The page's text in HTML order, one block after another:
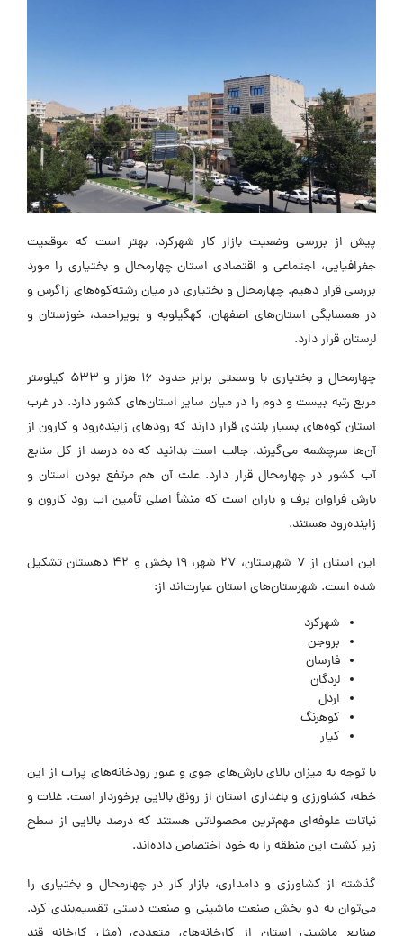
پیش از بررسی وضعیت بازار کار شهرکرد، بهتر است که موقعیت
جغرافیایی، اجتماعی و اقتصادی استان چهارمحال و بختیاری را مورد
بررسی قرار دهیم. چهارمحال و بختیاری در میان رشته‌کوه‌های زاگرس و
در همسایگی استان‌های اصفهان، کهگیلویه و بویراحمد، خوزستان و
لرستان قرار دارد.
چهارمحال و بختیاری با وسعتی برابر حدود 16 هزار و 533 کیلومتر
مربع رتبه بیست و دوم را در میان سایر استان‌های کشور دارد. در غرب
استان کوه‌های بسیار بلندی قرار دارند که رود‌های زاینده‌رود و کارون از
آن‌ها سرچشمه می‌گیرند. جالب است بدانید که ده درصد از کل منابع
آب کشور در چهارمحال قرار دارد. علت آن هم مرتفع بودن استان و
بارش فراوان برف و باران است که منشأ اصلی تأمین آب رود کارون و
زاینده‌رود هستند.
این استان از ۷ شهرستان، ۲۷ شهر، ۱۹ بخش و ۴۲ دهستان تشکیل
شده است. شهرستان‌های استان عبارت‌اند از:
شهرکرد
بروجن
فارسان
لردگان
اردل
کوهرنگ
کیار
با توجه به میزان بالای بارش‌های جوی و عبور رودخانه‌های پرآب از این
خطه، کشاورزی و باغداری استان از رونق بالایی برخوردار است. غلات و
نباتات علوفه‌ای مهم‌ترین محصولاتی هستند که درصد بالایی از سطح
زیر کشت این منطقه را به خود اختصاص داده‌اند.
گذشته از کشاورزی و دامداری، بازار کار در چهارمحال و بختیاری را
می‌توان به دو بخش صنعت ماشینی و صنعت دستی تقسیم‌بندی کرد.